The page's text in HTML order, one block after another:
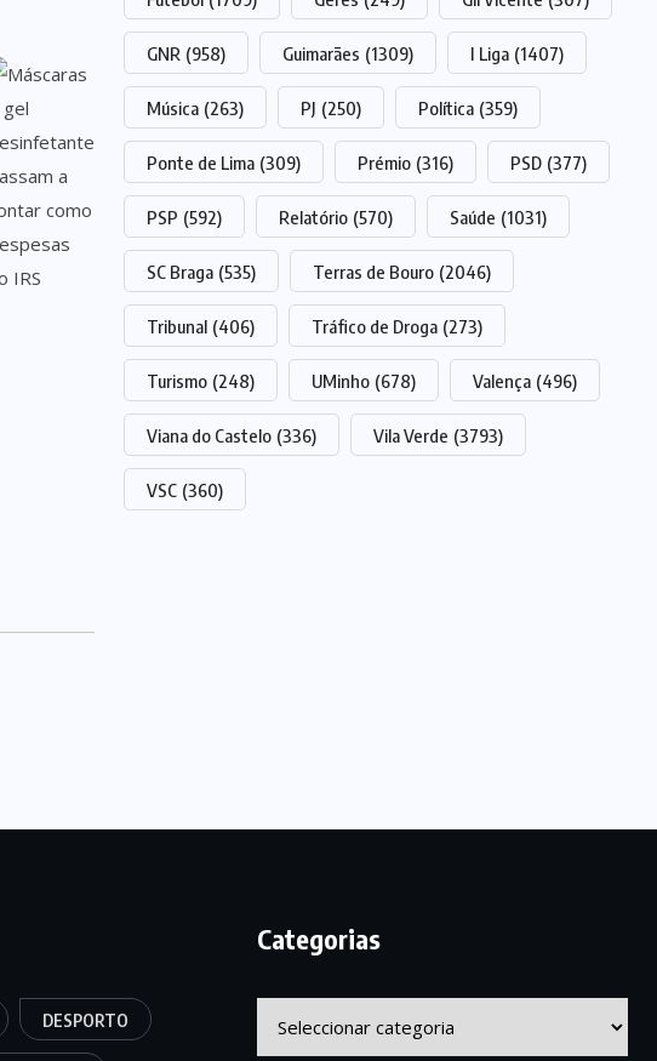
GNR (958) Guimarães (1309) I Liga (1407)
Música (263) PJ (250) Política (359)
Ponte de Lima (309) Prémio (316) PSD (377)
PSP (592) Relatório (570) Saúde (1031)
SC Braga (535) Terras de Bouro (2046)
Tribunal (406) Tráfico de Droga (273)
Turismo (248) UMinho (678) Valença (496)
Viana do Castelo (336) Vila Verde (3793)
VSC (360)
DESPORTO
Categorias